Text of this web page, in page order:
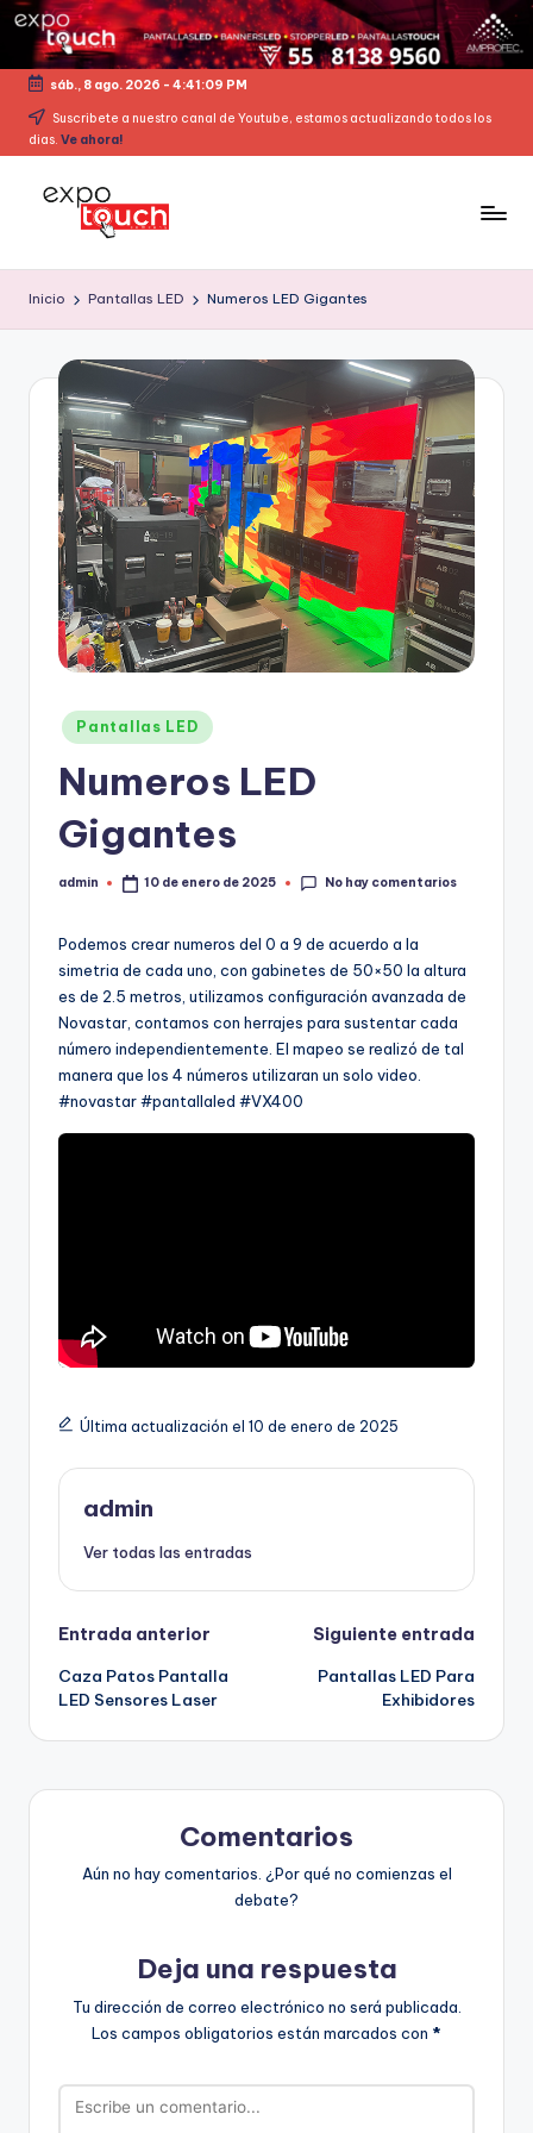
sáb., 8 ago. 2026 - 4:41:09 PM
Suscribete a nuestro canal de Youtube, estamos actualizando todos los
dias. Ve ahora!
Inicio Pantallas LED Numeros LED Gigantes
Pantallas LED
Numeros LED
Gigantes
admin 10 de enero de 2025 No hay comentarios
Podemos crear numeros del 0 a 9 de acuerdo a la
simetria de cada uno, con gabinetes de 50×50 la altura
es de 2.5 metros, utilizamos configuración avanzada de
Novastar, contamos con herrajes para sustentar cada
número independientemente. El mapeo se realizó de tal
manera que los 4 números utilizaran un solo video.
#novastar #pantallaled #VX400
Última actualización el 10 de enero de 2025
admin
Ver todas las entradas
Entrada anterior
Caza Patos Pantalla
LED Sensores Laser
Siguiente entrada
Pantallas LED Para
Exhibidores
Comentarios
Aún no hay comentarios. ¿Por qué no comienzas el
debate?
Deja una respuesta
Tu dirección de correo electrónico no será publicada.
Los campos obligatorios están marcados con *